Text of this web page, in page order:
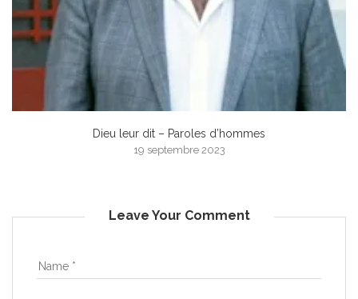
Dieu leur dit – Paroles d’hommes
19 septembre 2023
Leave Your Comment